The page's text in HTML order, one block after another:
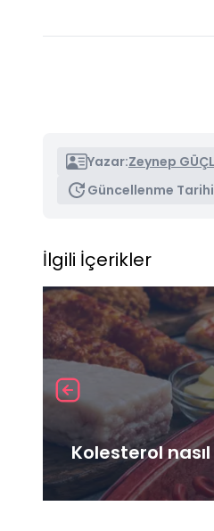
Yazar:Zeynep
Güncellenme
İlgili İçerikler
Kolesterol